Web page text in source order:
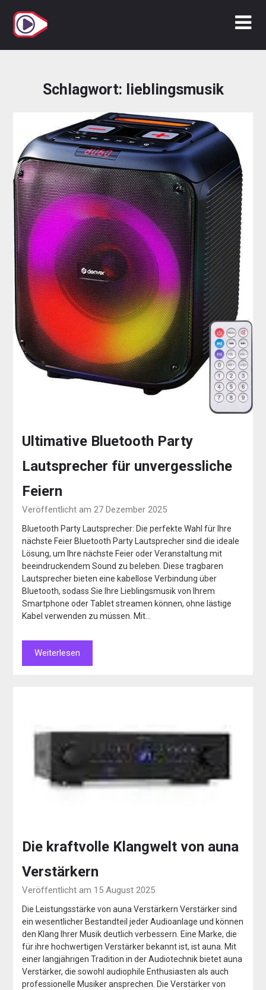
Inhalt
springen
Schlagwort: lieblingsmusik
Ultimative Bluetooth Party
Lautsprecher für unvergessliche
Feiern
Veröffentlicht am 27 Dezember 2025
Bluetooth Party Lautsprecher: Die perfekte Wahl für Ihre
nächste Feier Bluetooth Party Lautsprecher sind die ideale
Lösung, um Ihre nächste Feier oder Veranstaltung mit
beeindruckendem Sound zu beleben. Diese tragbaren
Lautsprecher bieten eine kabellose Verbindung über
Bluetooth, sodass Sie Ihre Lieblingsmusik von Ihrem
Smartphone oder Tablet streamen können, ohne lästige
Kabel verwenden zu müssen. Mit…
Weiterlesen
Die kraftvolle Klangwelt von auna
Verstärkern
Veröffentlicht am 15 August 2025
Die Leistungsstärke von auna Verstärkern Verstärker sind
ein wesentlicher Bestandteil jeder Audioanlage und können
den Klang Ihrer Musik deutlich verbessern. Eine Marke, die
für ihre hochwertigen Verstärker bekannt ist, ist auna. Mit
einer langjährigen Tradition in der Audiotechnik bietet auna
Verstärker, die sowohl audiophile Enthusiasten als auch
professionelle Musiker ansprechen. Die Verstärker von